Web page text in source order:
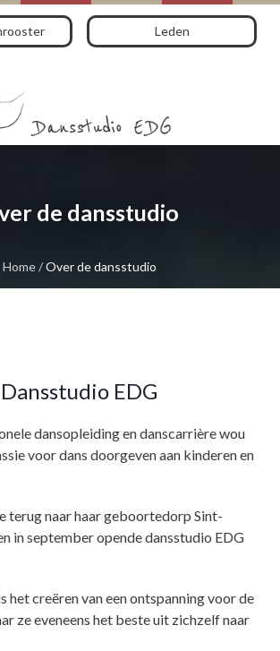
Leden
de dansstudio
Home/Over de dansstudio
EDG
dansopleiding en danscarrière wou
voor dans doorgeven aan kinderen en
terug naar haar geboortedorp Sint-
in september opende dansstudio EDG
het creëren van een ontspanning voor de
ze eveneens het beste uit zichzelf naar